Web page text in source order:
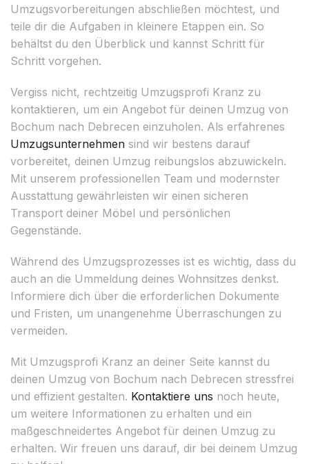
Umzugsvorbereitungen abschließen möchtest, und
teile dir die Aufgaben in kleinere Etappen ein. So
behältst du den Überblick und kannst Schritt für
Schritt vorgehen.
Vergiss nicht, rechtzeitig Umzugsprofi Kranz zu
kontaktieren, um ein Angebot für deinen Umzug von
Bochum nach Debrecen einzuholen. Als erfahrenes
Umzugsunternehmen sind wir bestens darauf
vorbereitet, deinen Umzug reibungslos abzuwickeln.
Mit unserem professionellen Team und modernster
Ausstattung gewährleisten wir einen sicheren
Transport deiner Möbel und persönlichen
Gegenstände.
Während des Umzugsprozesses ist es wichtig, dass du
auch an die Ummeldung deines Wohnsitzes denkst.
Informiere dich über die erforderlichen Dokumente
und Fristen, um unangenehme Überraschungen zu
vermeiden.
Mit Umzugsprofi Kranz an deiner Seite kannst du
deinen Umzug von Bochum nach Debrecen stressfrei
und effizient gestalten. Kontaktiere uns noch heute,
um weitere Informationen zu erhalten und ein
maßgeschneidertes Angebot für deinen Umzug zu
erhalten. Wir freuen uns darauf, dir bei deinem Umzug